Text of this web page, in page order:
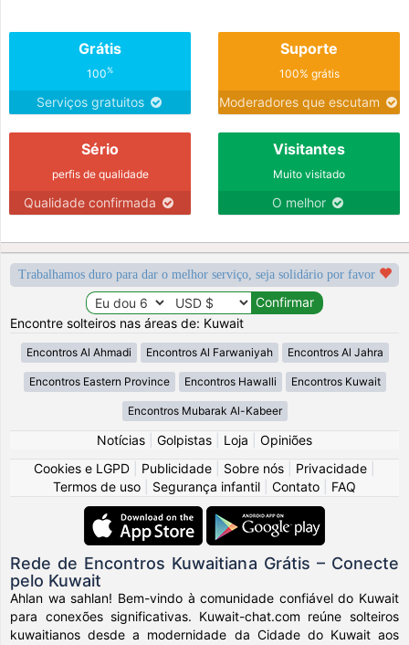
Grátis
100%
Serviços gratuitos
Suporte
100% grátis
Moderadores que escutam
Sério
perfis de qualidade
Qualidade confirmada
Visitantes
Muito visitado
O melhor
Trabalhamos duro para dar o melhor serviço, seja solidário por favor
Encontre solteiros nas áreas de: Kuwait
Encontros Al Ahmadi Encontros Al Farwaniyah Encontros Al Jahra
Encontros Eastern Province Encontros Hawalli Encontros Kuwait
Encontros Mubarak Al-Kabeer
Notícias Golpistas Loja
Opiniões
Cookies e LGPD
Publicidade Sobre nós Privacidade
Termos de uso
Segurança infantil Contato FAQ
Rede de Encontros Kuwaitiana Grátis – Conecte
pelo Kuwait
Ahlan wa sahlan! Bem-vindo à comunidade confiável do Kuwait
para conexões significativas. Kuwait-chat.com reúne solteiros
kuwaitianos desde a modernidade da Cidade do Kuwait aos